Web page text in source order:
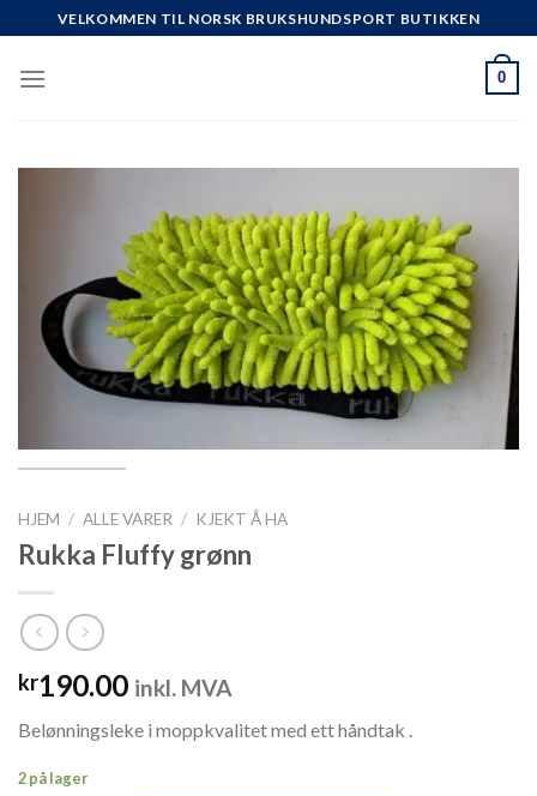
to
content
VELKOMMEN TIL NORSK BRUKSHUNDSPORT BUTIKKEN
0
HJEM / ALLE VARER / KJEKT Å HA
Rukka Fluffy grønn
kr190.00 inkl. MVA
Belønningsleke i moppkvalitet med ett håndtak .
2 på lager